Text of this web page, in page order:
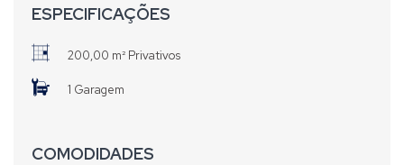
ESPECIFICAÇÕES
200,00 m² Privativos
1 Garagem
COMODIDADES